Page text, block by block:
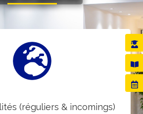
(réguliers & incomings)